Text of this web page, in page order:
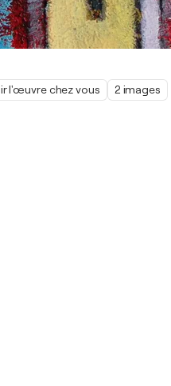
l'œuvre chez vous 2 images